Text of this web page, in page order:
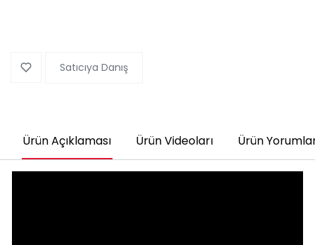
Satıcıya Danış
Ürün Açıklaması Ürün Videoları Ürün